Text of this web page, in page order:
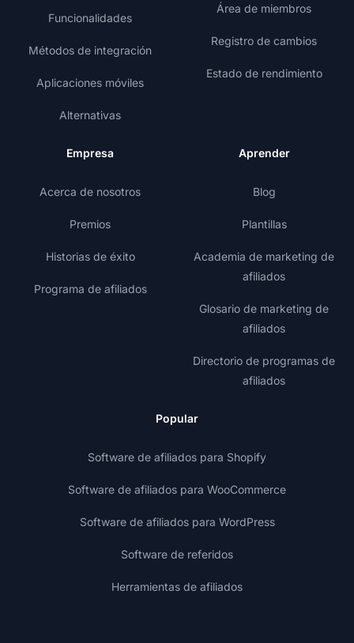
Funcionalidades
Métodos de integración
Aplicaciones móviles
Alternativas
Área de miembros
Registro de cambios
Estado de rendimiento
Empresa
Acerca de nosotros
Premios
Historias de éxito
Programa de afiliados
Aprender
Blog
Plantillas
Academia de marketing de
afiliados
Glosario de marketing de
afiliados
Directorio de programas de
afiliados
Popular
Software de afiliados para Shopify
Software de afiliados para WooCommerce
Software de afiliados para WordPress
Software de referidos
Herramientas de afiliados